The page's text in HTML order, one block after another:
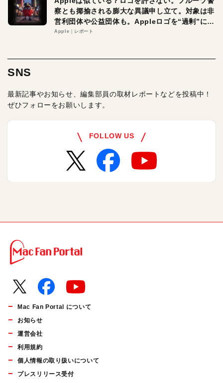
察とも揶揄される膨大な異議申し立て。対象は非
営利団体や公益団体も。Appleロゴを“過剰”に守
る理由とは
Apple レポート
SNS
最新記事やお知らせ、編集部員の取材レポートなどを投稿中！
ぜひフォローをお願いします。
FOLLOW US
Mac Fan Portal について
お知らせ
運営会社
利用規約
個人情報の取り扱いについて
プレスリリース受付